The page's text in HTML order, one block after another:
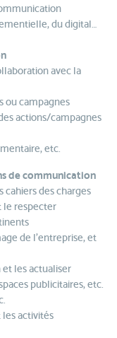
du digital…
avec la
ou campagnes
actions/campagnes
etc.
de communication
cahiers des charges
le respecter
de l'entreprise, et
les actualiser
publicitaires, etc.
activités